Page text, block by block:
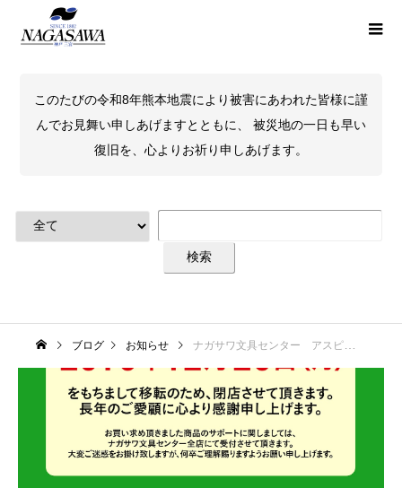
このたびの令和8年熊本地震により被害にあわれた皆様に謹
んでお見舞い申しあげますとともに、 被災地の一日も早い
復旧を、心よりお祈り申しあげます。
ブログ お知らせ ナガサワ文具センター アスピア明石店移転のお知らせ